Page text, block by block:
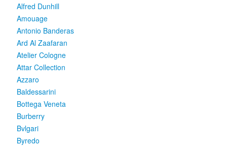
Alfred Dunhill
Amouage
Antonio Banderas
Ard Al Zaafaran
Atelier Cologne
Attar Collection
Azzaro
Baldessarini
Bottega Veneta
Burberry
Bvlgari
Byredo